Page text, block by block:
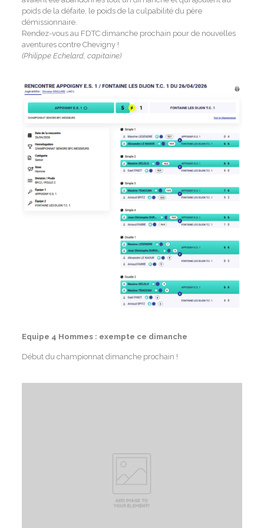
poids de la défaite, le poids de la culpabilité du père
démissionnaire.
Rendez-vous au FDTC dimanche prochain pour de nouvelles
aventures contre Chevigny !
(Philippe Echelard, capitaine)
Equipe 4 Hommes : exempte ce dimanche
Début du championnat dimanche prochain !